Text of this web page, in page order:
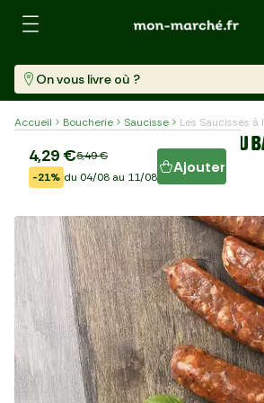
Recherche
On vous livre où ?
Accueil Boucherie Saucisse Les Saucisses
Les Saucisses à la tomate et au
6 Pièces (330 G) 13,00 €/kg
4,29 €5,49 €
-21% du 04/08 au 11/08
Ajouter